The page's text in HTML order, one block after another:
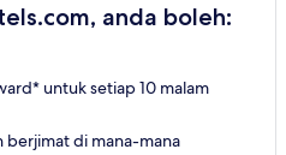
anda boleh:
untuk setiap 10 malam
berjimat di mana-mana